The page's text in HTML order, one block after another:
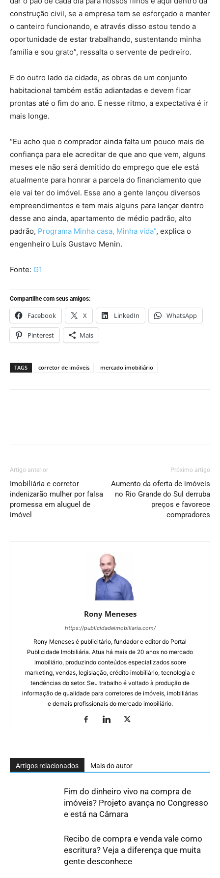
construção civil, se a empresa tem se esforçado e manter
o canteiro funcionando, e através disso estou tendo a
oportunidade de estar trabalhando, sustentando minha
família e sou grato”, ressalta o servente de pedreiro.
E do outro lado da cidade, as obras de um conjunto
habitacional também estão adiantadas e devem ficar
prontas até o fim do ano. E nesse ritmo, a expectativa é ir
mais longe.
“Eu acho que o comprador ainda falta um pouco mais de
confiança para ele acreditar de que ano que vem, alguns
meses ele não será demitido do emprego que ele está
atualmente para honrar a parcela do financiamento que
ele vai ter do imóvel. Esse ano a gente lançou diversos
empreendimentos e tem mais alguns para lançar dentro
desse ano ainda, apartamento de médio padrão, alto
padrão, Programa Minha casa, Minha vida”, explica o
engenheiro Luís Gustavo Menin.
Fonte: G1
Compartilhe com seus amigos:
Facebook X LinkedIn WhatsApp
Pinterest Mais
TAGS corretor de imóveis mercado imobiliário
Artigo anterior
Imobiliária e corretor
indenizarão mulher por falsa
promessa em aluguel de
imóvel
Próximo artigo
Aumento da oferta de imóveis
no Rio Grande do Sul derruba
preços e favorece
compradores
Rony Meneses
https://publicidadeimobiliaria.com/
Rony Meneses é publicitário, fundador e editor do Portal
Publicidade Imobiliária. Atua há mais de 20 anos no mercado
imobiliário, produzindo conteúdos especializados sobre
marketing, vendas, legislação, crédito imobiliário, tecnologia e
tendências do setor. Seu trabalho é voltado à produção de
informação de qualidade para corretores de imóveis, imobiliárias
e demais profissionais do mercado imobiliário.
Artigos relacionados Mais do autor
Fim do dinheiro vivo na compra de
imóveis? Projeto avança no Congresso
e está na Câmara
Recibo de compra e venda vale como
escritura? Veja a diferença que muita
gente desconhece